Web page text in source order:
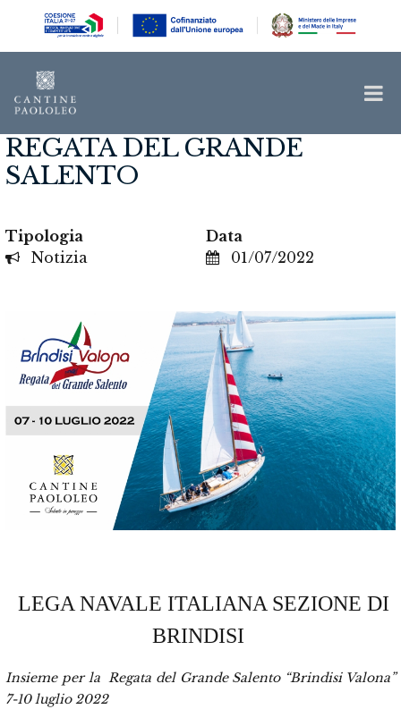
REGATA DEL GRANDE
SALENTO
Tipologia
Notizia
Data
01/07/2022
LEGA NAVALE ITALIANA SEZIONE DI
BRINDISI
Insieme per la Regata del Grande Salento “Brindisi Valona”
7-10 luglio 2022